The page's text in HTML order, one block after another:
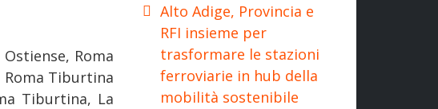
Roma
Roma Tiburtina
Tiburtina, La
Alto Adige, Provincia e
RFI insieme per
trasformare le stazioni
ferroviarie in hub della
mobilità sostenibile